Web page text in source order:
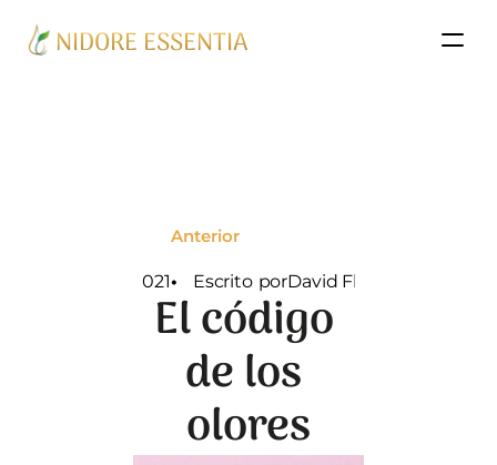
NIDORE ESSENTIA
Anterior
Jul 2021• Escrito porDavid Flores
El código
de los
olores